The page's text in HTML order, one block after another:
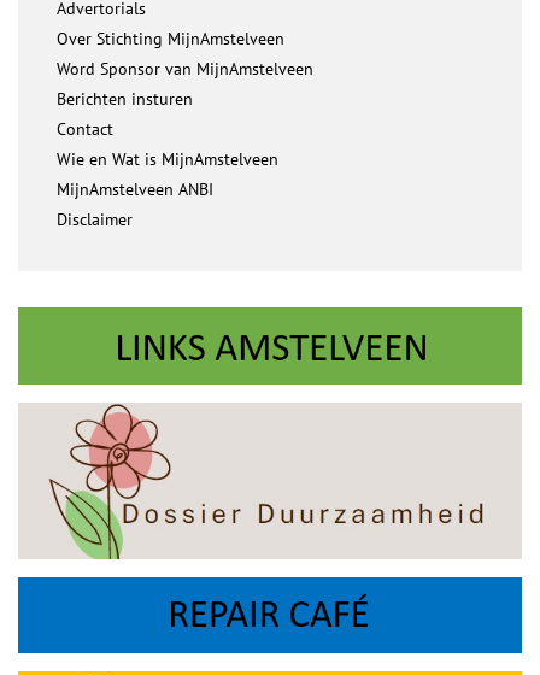
Advertorials
Over Stichting MijnAmstelveen
Word Sponsor van MijnAmstelveen
Berichten insturen
Contact
Wie en Wat is MijnAmstelveen
MijnAmstelveen ANBI
Disclaimer